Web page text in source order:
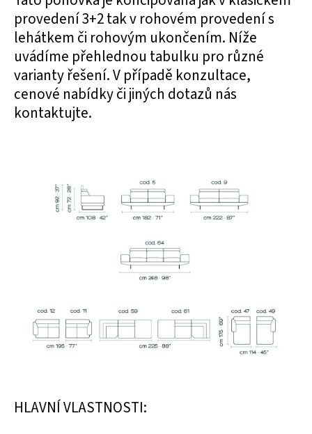
provedení 3+2 tak v rohovém provedení s
lehátkem či rohovým ukončením. Níže
uvádíme přehlednou tabulku pro různé
varianty řešení. V případě konzultace,
cenové nabídky či jiných dotazů nás
kontaktujte.
HLAVNÍ VLASTNOSTI: